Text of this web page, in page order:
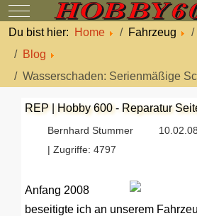
Mobile Menu Toggle
Du bist hier:
Home Fahrzeug
Blog
Wasserschaden: Serienmäßige
REP | Hobby 600 - Reparatur
Bernhard Stummer
| Zugriffe: 4797
Anfang 2008
beseitigte ich an unserem